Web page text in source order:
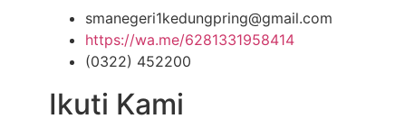
smanegeri1kedungpring@gmail.com
https://wa.me/6281331958414
(0322) 452200
Ikuti Kami